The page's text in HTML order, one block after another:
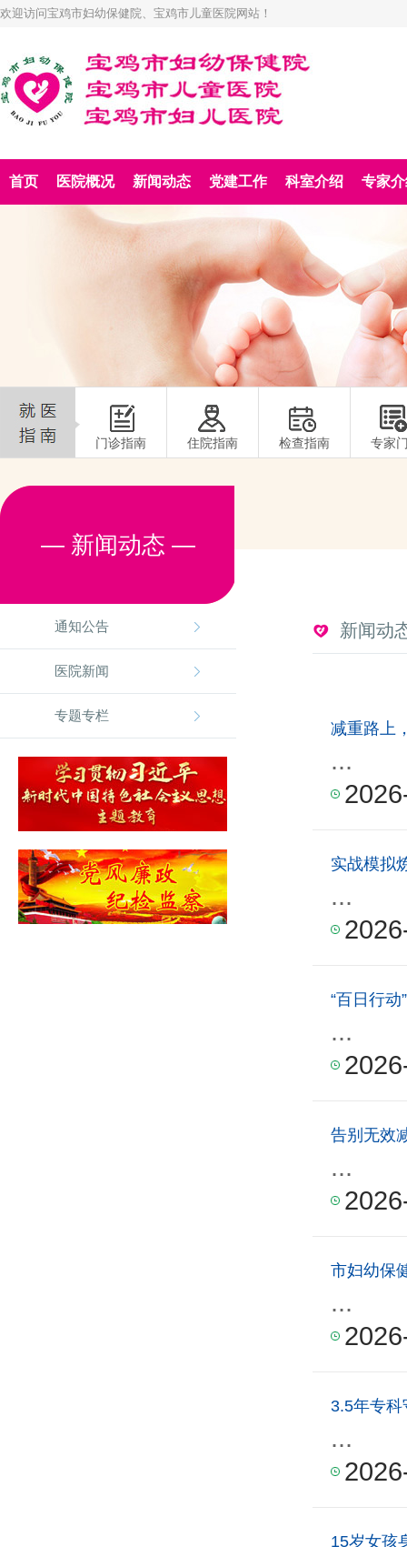
欢迎访问宝鸡市妇幼保健院、宝鸡市儿童医院网站！
首页 医院概况 新闻动态 党建工作 科室介绍 专家
门诊指南 住院指南 检查指南 专家
— 新闻动态 —
通知公告
医院新闻
专题专栏
新闻动
减重路上
...
实战模拟
...
“百日行
...
告别无效
...
市妇幼保
...
3.5年专科
...